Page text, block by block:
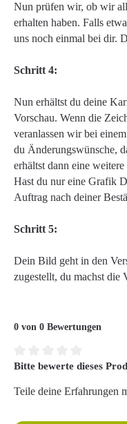
Nun prüfen wir, ob wir
erhalten haben. Falls
uns noch einmal bei dir.
Schritt 4:
Nun erhältst du deine
Vorschau. Wenn die
veranlassen wir bei
du Änderungswünsche,
erhältst dann eine
Hast du nur eine Grafik
Auftrag nach deiner
Schritt 5:
Dein Bild geht in den
zugestellt, du machst die
0 von 0 Bewertungen
Durchschnittliche
Bitte bewerte dieses
Teile deine Erfahrungen